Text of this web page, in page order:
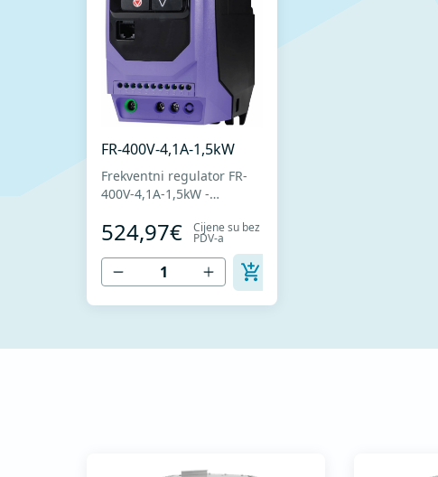
FR-400V-4,1A-1,5kW
Frekventni regulator FR-
400V-4,1A-1,5kW -
upravljanje brzinom
ventilatora sa trofaznim
motorima -Napajanje 400V
-Nominalna struja 4,1A -
Nominalna snaga 1,5kW -
524,97€ Cijene su bez
PDV-a